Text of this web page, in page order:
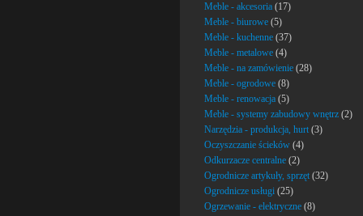
Meble - akcesoria (17)
Meble - biurowe (5)
Meble - kuchenne (37)
Meble - metalowe (4)
Meble - na zamówienie (28)
Meble - ogrodowe (8)
Meble - renowacja (5)
Meble - systemy zabudowy wnętrz (2)
Narzędzia - produkcja, hurt (3)
Oczyszczanie ścieków (4)
Odkurzacze centralne (2)
Ogrodnicze artykuły, sprzęt (32)
Ogrodnicze usługi (25)
Ogrzewanie - elektryczne (8)